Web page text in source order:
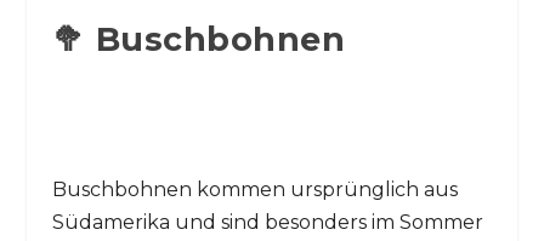
🥦 Buschbohnen
Buschbohnen kommen ursprünglich aus
Südamerika und sind besonders im Sommer